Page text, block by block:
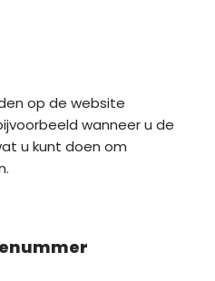
op de website
wanneer u de
u kunt doen om